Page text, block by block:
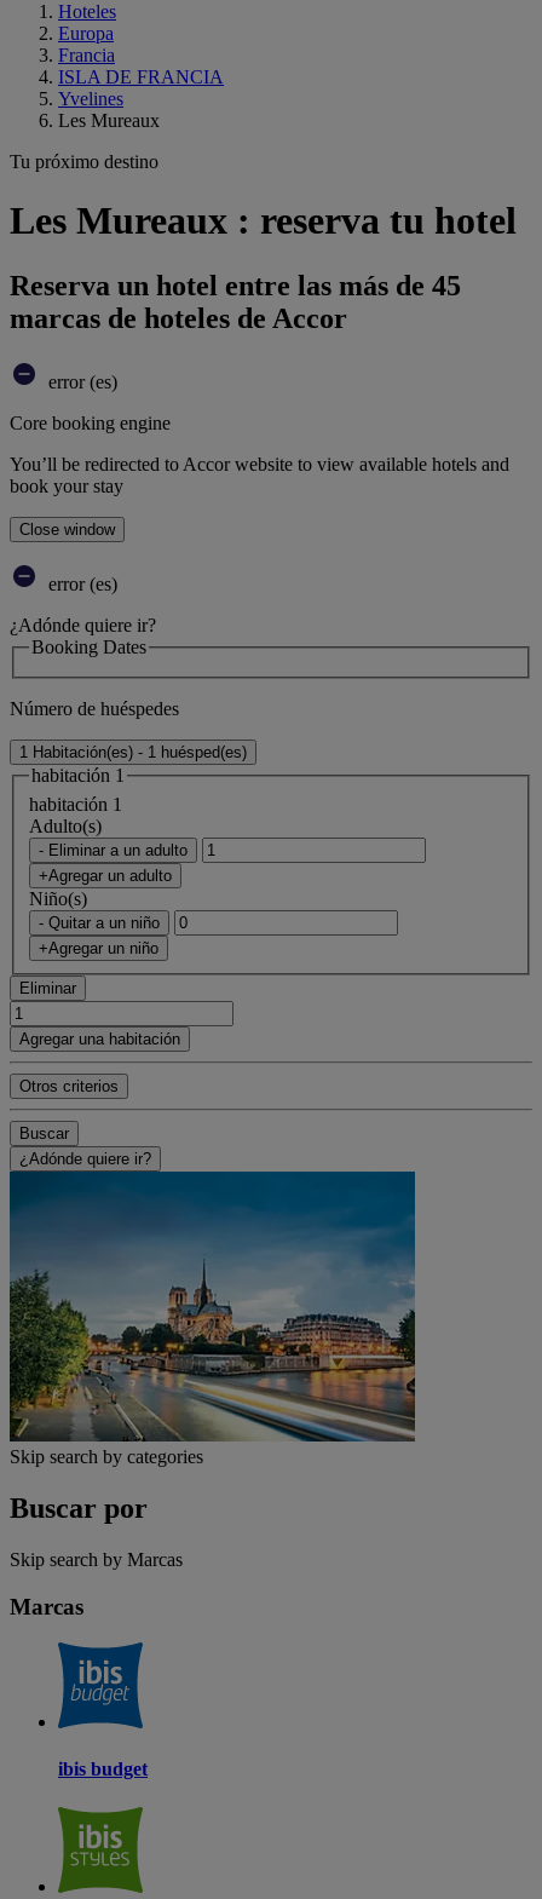
Hoteles
Europa
Francia
ISLA DE FRANCIA
Yvelines
Les Mureaux
Tu próximo destino
Les Mureaux : reserva tu hotel
Reserva un hotel entre las más de 45
marcas de hoteles de Accor
error (es)
Core booking engine
You’ll be redirected to Accor website to view available hotels and
book your stay
Close window
error (es)
¿Adónde quiere ir?
Booking Dates
Número de huéspedes
1 Habitación(es) - 1 huésped(es)
habitación 1
habitación 1
Adulto(s)
- Eliminar a un adulto
+Agregar un adulto
Niño(s)
- Quitar a un niño
+Agregar un niño
Eliminar
Agregar una habitación
Otros criterios
Buscar
¿Adónde quiere ir?
Skip search by categories
Buscar por
Skip search by Marcas
Marcas
ibis budget